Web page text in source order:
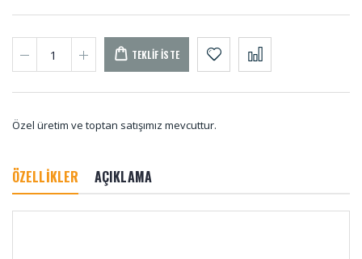
TEKLIF İSTE
Özel üretim ve toptan satışımız mevcuttur.
ÖZELLİKLER AÇIKLAMA